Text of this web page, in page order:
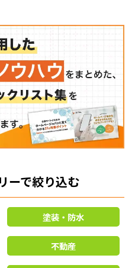
ーで絞り込む
塗装・防水
不動産